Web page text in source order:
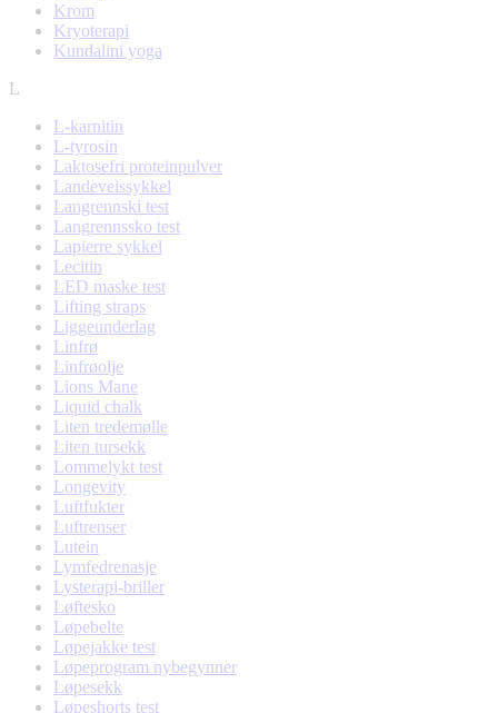
Krom
Kryoterapi
Kundalini yoga
L
L-karnitin
L-tyrosin
Laktosefri proteinpulver
Landeveissykkel
Langrennski test
Langrennssko test
Lapierre sykkel
Lecitin
LED maske test
Lifting straps
Liggeunderlag
Linfrø
Linfrøolje
Lions Mane
Liquid chalk
Liten tredemølle
Liten tursekk
Lommelykt test
Longevity
Luftfukter
Luftrenser
Lutein
Lymfedrenasje
Lysterapi-briller
Løftesko
Løpebelte
Løpejakke test
Løpeprogram nybegynner
Løpesekk
Løpeshorts test